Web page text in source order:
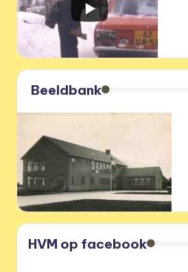
Beeldbank
HVM op facebook